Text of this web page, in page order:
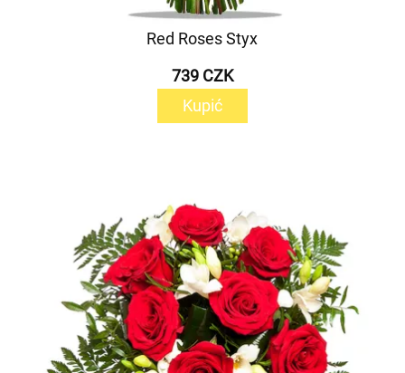
Red Roses Styx
739 CZK
Kupić